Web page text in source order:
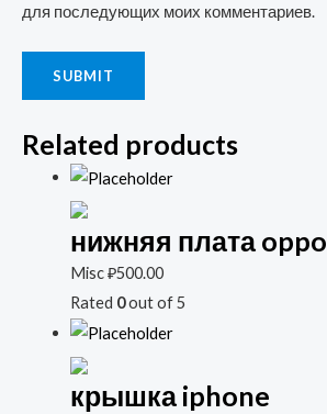
для последующих моих комментариев.
Related products
нижняя плата oppo
Misc₽500.00
Rated 0out of 5
крышка iphone